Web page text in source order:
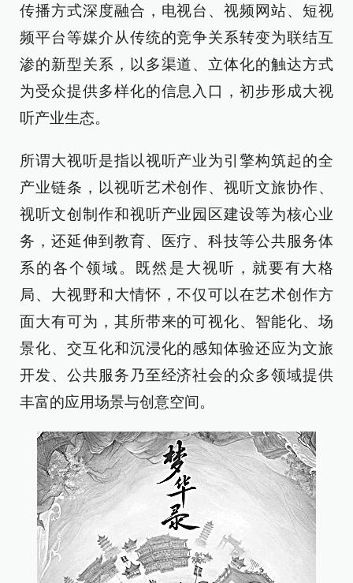
传播方式深度融合，电视台、视频网站、短视
频平台等媒介从传统的竞争关系转变为联结互
渗的新型关系，以多渠道、立体化的触达方式
为受众提供多样化的信息入口，初步形成大视
听产业生态。
所谓大视听是指以视听产业为引擎构筑起的全
产业链条，以视听艺术创作、视听文旅协作、
视听文创制作和视听产业园区建设等为核心业
务，还延伸到教育、医疗、科技等公共服务体
系的各个领域。既然是大视听，就要有大格
局、大视野和大情怀，不仅可以在艺术创作方
面大有可为，其所带来的可视化、智能化、场
景化、交互化和沉浸化的感知体验还应为文旅
开发、公共服务乃至经济社会的众多领域提供
丰富的应用场景与创意空间。